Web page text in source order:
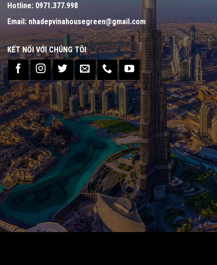
Hotline: 0971.377.998
Email: nhadepvinahousegreen@gmail.com
KẾT NỐI VỚI CHÚNG TÔI